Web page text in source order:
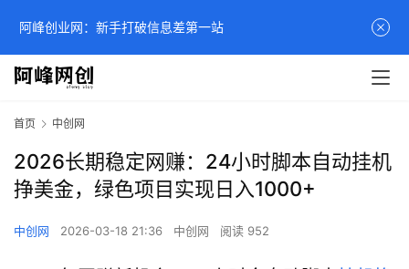
首页 中创网
2026长期稳定网赚：24小时脚本自动挂机
挣美金，绿色项目实现日入1000+
中创网 2026-03-18 21:36 中创网 阅读 952
阿峰创业网：新手打破信息差第一站